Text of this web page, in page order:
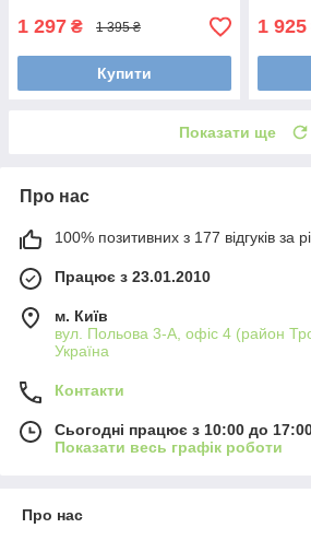
1 297 ₴ 1 395 ₴
Купити
1 925
Показати ще
Про нас
100% позитивних з 177 відгуків за
Працює з 23.01.2010
м. Київ
вул. Польова 3-А, офіс 4 (район
Україна
Контакти
Сьогодні працює з 10:00 до
Показати весь графік роботи
Про нас